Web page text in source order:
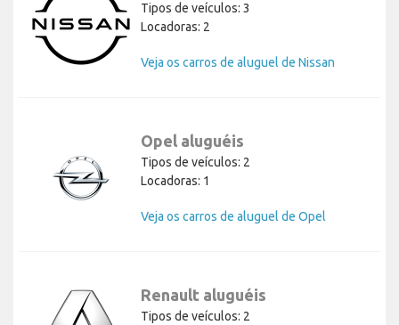
Tipos de veículos: 3
Locadoras: 2
Veja os carros de aluguel de Nissan
Opel aluguéis
Tipos de veículos: 2
Locadoras: 1
Veja os carros de aluguel de Opel
Renault aluguéis
Tipos de veículos: 2